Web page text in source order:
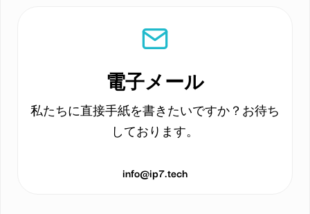
電子メール
私たちに直接手紙を書きたいですか？お待ち
しております。
info@ip7.tech